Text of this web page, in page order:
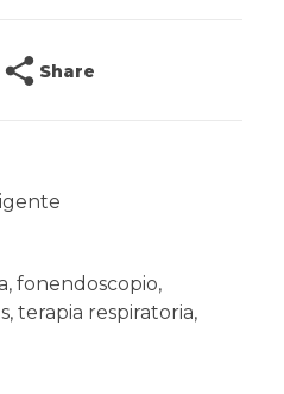
Share
, fonendoscopio,
, terapia respiratoria,